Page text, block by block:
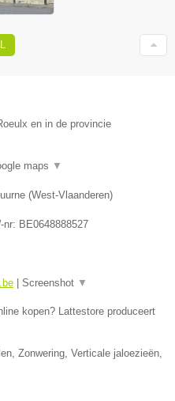
en in de provincie
maps ▼
(West-Vlaanderen)
nr: BE0648888527
Screenshot ▼
kopen? Lattestore produceert
Zonwering, Verticale jaloezieën,